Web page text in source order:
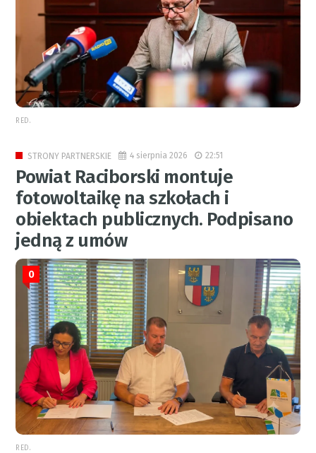
RED.
STRONY PARTNERSKIE 4 sierpnia 2026 22:51
Powiat Raciborski montuje
fotowoltaikę na szkołach i
obiektach publicznych. Podpisano
jedną z umów
0
RED.